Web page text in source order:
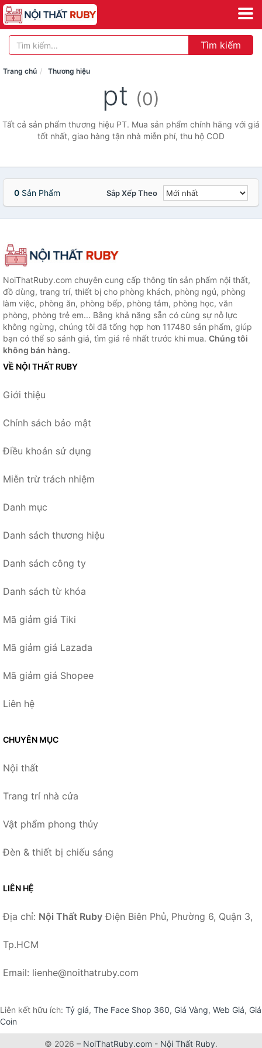
Tìm kiếm
Trang chủ Thương hiệu
pt (0)
Tất cả sản phẩm thương hiệu PT. Mua sản phẩm chính hãng với giá
tốt nhất, giao hàng tận nhà miễn phí, thu hộ COD
0 Sản Phẩm Sắp Xếp Theo
NoiThatRuby.com chuyên cung cấp thông tin sản phẩm nội thất,
đồ dùng, trang trí, thiết bị cho phòng khách, phòng ngủ, phòng
làm việc, phòng ăn, phòng bếp, phòng tắm, phòng học, văn
phòng, phòng trẻ em... Bằng khả năng sẵn có cùng sự nỗ lực
không ngừng, chúng tôi đã tổng hợp hơn 117480 sản phẩm, giúp
bạn có thể so sánh giá, tìm giá rẻ nhất trước khi mua. Chúng tôi
không bán hàng.
VỀ NỘI THẤT RUBY
Giới thiệu
Chính sách bảo mật
Điều khoản sử dụng
Miễn trừ trách nhiệm
Danh mục
Danh sách thương hiệu
Danh sách công ty
Danh sách từ khóa
Mã giảm giá Tiki
Mã giảm giá Lazada
Mã giảm giá Shopee
Liên hệ
CHUYÊN MỤC
Nội thất
Trang trí nhà cửa
Vật phẩm phong thủy
Đèn & thiết bị chiếu sáng
LIÊN HỆ
Địa chỉ: Nội Thất Ruby Điện Biên Phủ, Phường 6, Quận 3,
Tp.HCM
Email: lienhe@noithatruby.com
Liên kết hữu ích: Tỷ giá, The Face Shop 360, Giá Vàng, Web Giá, Giá
Coin
© 2026 – NoiThatRuby.com - Nội Thất Ruby.